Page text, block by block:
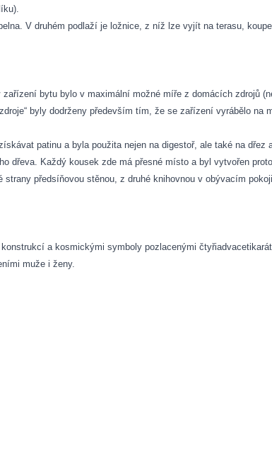
V druhém podlaží je ložnice, z níž lze vyjít na terasu,
bytu bylo v maximální možné míře z domácích zdrojů
byly dodrženy především tím, že se zařízení vyrábělo na
patinu a byla použita nejen na digestoř, ale také na dřez
dřeva. Každý kousek zde má přesné místo a byl vytvořen
předsíňovou stěnou, z druhé knihovnou v obývacím
a kosmickými symboly pozlacenými
muže i ženy.